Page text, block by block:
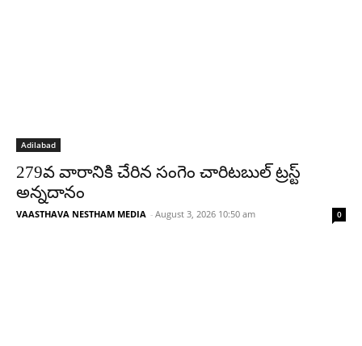
Adilabad
279వ వారానికి చేరిన సంగెం చారిటబుల్ ట్రస్ట్
అన్నదానం
VAASTHAVA NESTHAM MEDIA - August 3, 2026 10:50 am 0